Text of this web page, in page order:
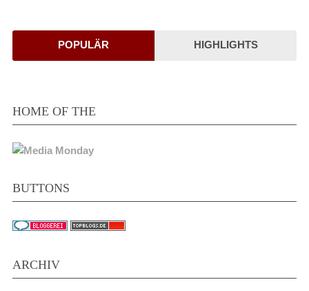
POPULÄR HIGHLIGHTS
HOME OF THE
BUTTONS
ARCHIV